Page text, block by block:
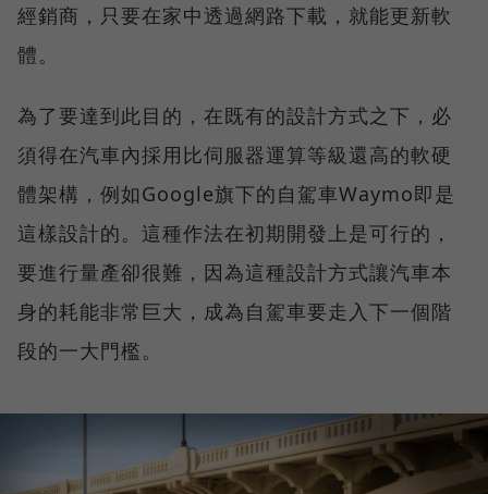
經銷商，只要在家中透過網路下載，就能更新軟
體。
為了要達到此目的，在既有的設計方式之下，必
須得在汽車內採用比伺服器運算等級還高的軟硬
體架構，例如Google旗下的自駕車Waymo即是
這樣設計的。這種作法在初期開發上是可行的，
要進行量產卻很難，因為這種設計方式讓汽車本
身的耗能非常巨大，成為自駕車要走入下一個階
段的一大門檻。